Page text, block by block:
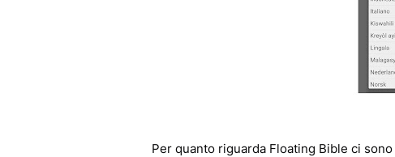
Per quanto riguarda Floating Bible ci